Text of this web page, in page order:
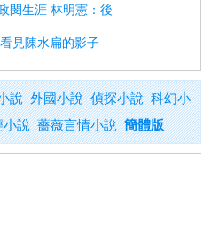
閔生涯 林明憲：後
見陳水扁的影子
說 外國小說 偵探小說 科幻小
小說 薔薇言情小說 簡體版